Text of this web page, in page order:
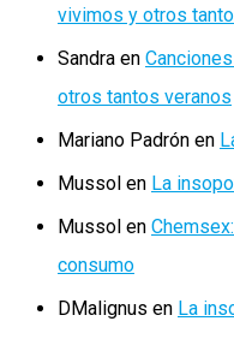
vivimos y otros
Sandra en
otros tantos veranos
Mariano Padrón en
Mussol en La
Mussol en
consumo
DMalignus en La